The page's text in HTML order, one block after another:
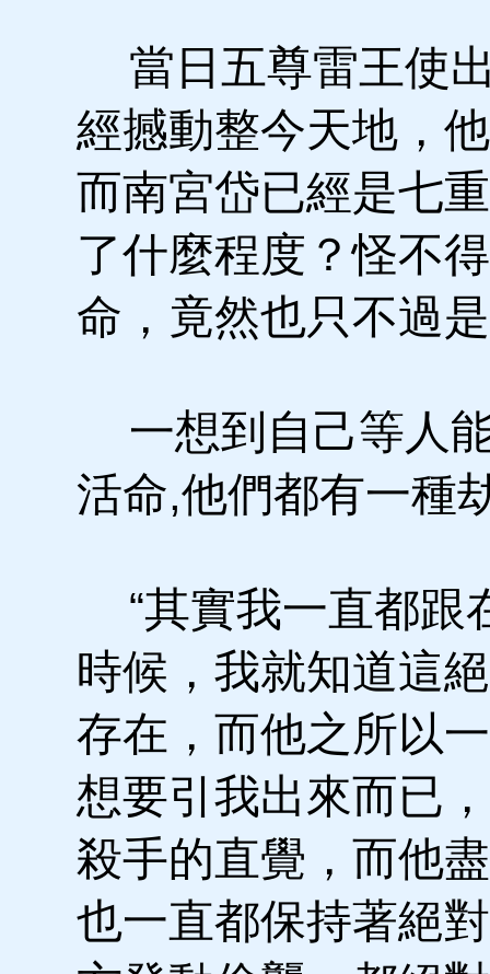
當日五尊雷王使
經撼動整今天地，
而南宮岱已經是七
了什麼程度？怪不
命，竟然也只不過
一想到自己等人
活命,他們都有一
“其實我一直都跟
時候，我就知道這
存在，而他之所以
想要引我出來而已
殺手的直覺，而他
也一直都保持著絕